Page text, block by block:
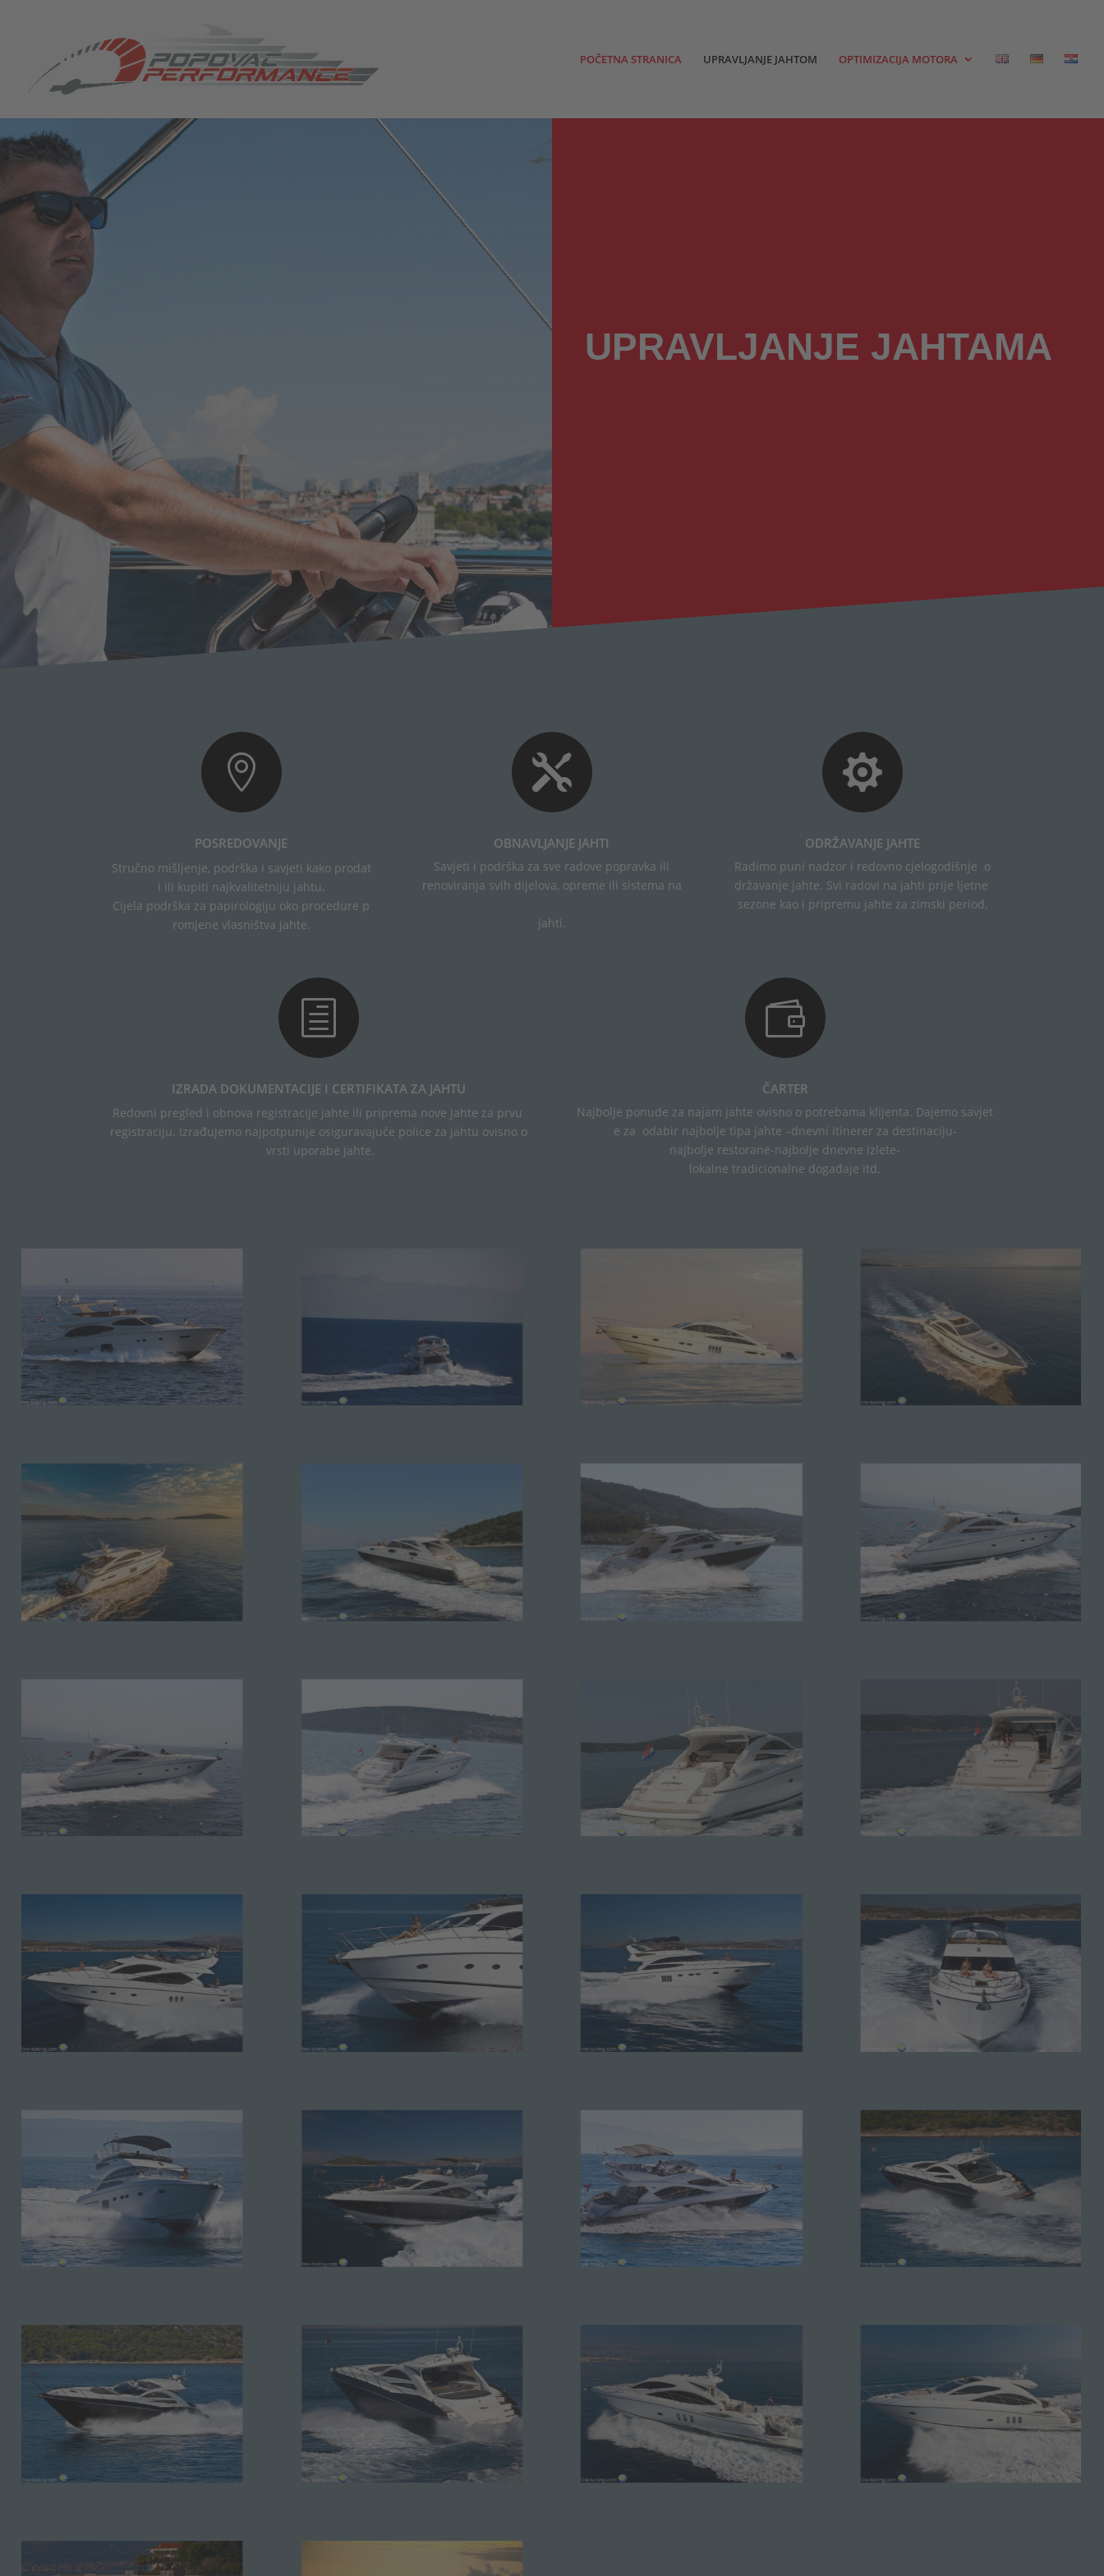
POČETNA STRANICA UPRAVLJANJE JAHTOM OPTIMIZACIJA MOTORA
UPRAVLJANJE JAHTAMA

POSREDOVANJE
Stručno mišljenje, podrška i savjeti kako prodat
i ili kupiti najkvalitetniju jahtu.
Cijela podrška za papirologiju oko procedure p
romjene vlasništva jahte.

OBNAVLJANJE JAHTI
Savjeti i podrška za sve radove popravka ili
renoviranja svih dijelova, opreme ili sistema na
jahti.

ODRŽAVANJE JAHTE
Radimo puni nadzor i redovno cjelogodišnje o
državanje jahte. Svi radovi na jahti prije ljetne
sezone kao i pripremu jahte za zimski period.
h
IZRADA DOKUMENTACIJE I CERTIFIKATA ZA JAHTU
Redovni pregled i obnova registracije jahte ili priprema nove jahte za prvu
registraciju. Izrađujemo najpotpunije osiguravajuće police za jahtu ovisno o
vrsti uporabe jahte.

ČARTER
Najbolje ponude za najam jahte ovisno o potrebama klijenta. Dajemo savjet
e za odabir najbolje tipa jahte –dnevni itinerer za destinaciju-
najbolje restorane-najbolje dnevne izlete-
lokalne tradicionalne događaje itd.